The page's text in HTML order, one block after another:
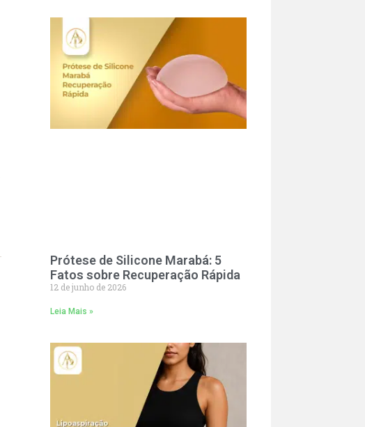
Prótese de Silicone Marabá: 5
Fatos sobre Recuperação Rápida
12 de junho de 2026
Leia Mais »